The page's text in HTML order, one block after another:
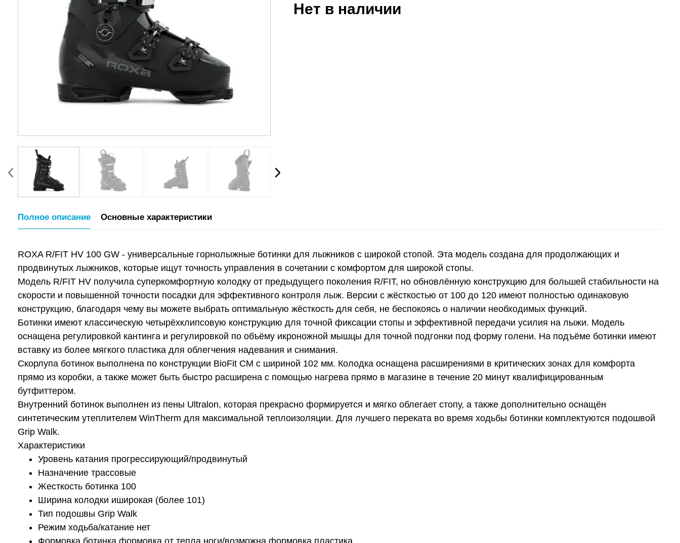
Нет в наличии
Полное описание Основные характеристики
ROXA R/FIT HV 100 GW - универсальные горнолыжные ботинки для лыжников с широкой стопой. Эта модель создана для продолжающих и
продвинутых лыжников, которые ищут точность управления в сочетании с комфортом для широкой стопы.
Модель R/FIT HV получила суперкомфортную колодку от предыдущего поколения R/FIT, но обновлённую конструкцию для большей стабильности на
скорости и повышенной точности посадки для эффективного контроля лыж. Версии с жёсткостью от 100 до 120 имеют полностью одинаковую
конструкцию, благодаря чему вы можете выбрать оптимальную жёсткость для себя, не беспокоясь о наличии необходимых функций.
Ботинки имеют классическую четырёхклипсовую конструкцию для точной фиксации стопы и эффективной передачи усилия на лыжи. Модель
оснащена регулировкой кантинга и регулировкой по объёму икроножной мышцы для точной подгонки под форму голени. На подъёме ботинки имеют
вставку из более мягкого пластика для облегчения надевания и снимания.
Скорлупа ботинок выполнена по конструкции BioFit CM с шириной 102 мм. Колодка оснащена расширениями в критических зонах для комфорта
прямо из коробки, а также может быть быстро расширена с помощью нагрева прямо в магазине в течение 20 минут квалифицированным
бутфиттером.
Внутренний ботинок выполнен из пены Ultralon, которая прекрасно формируется и мягко облегает стопу, а также дополнительно оснащён
синтетическим утеплителем WinTherm для максимальной теплоизоляции. Для лучшего переката во время ходьбы ботинки комплектуются подошвой
Grip Walk.
Характеристики
Уровень катания прогрессирующий/продвинутый
Назначение трассовые
Жесткость ботинка 100
Ширина колодки иширокая (более 101)
Тип подошвы Grip Walk
Режим ходьба/катание нет
Формовка ботинка формовка от тепла ноги/возможна формовка пластика